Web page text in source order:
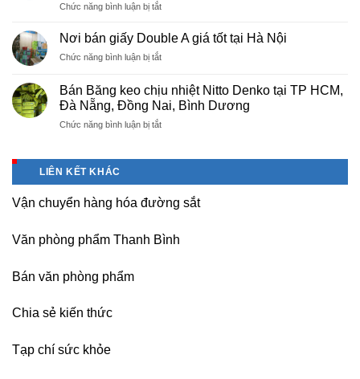
PE
nhà
khu
nghiệp
Bắc
Long,
Bài
Nội
Chức năng bình luận bị tắtở
máy
photocopy
tại
Nội
giá
uy
nghề
Nơi bán giấy Double A giá tốt tại Hà Nội
Chức năng bình luận bị tắtở
giấy
Double
A
Bán Băng keo chịu nhiệt Nitto Denko tại TP HCM,
Đà Nẵng, Đồng Nai, Bình Dương
Chức năng bình luận bị tắtở
Nitto
tại
TP
LIÊN KẾT KHÁC
Vận chuyển hàng hóa đường sắt
Văn phòng phẩm Thanh Bình
Bán văn phòng phẩm
Chia sẻ kiến thức
Tạp chí sức khỏe